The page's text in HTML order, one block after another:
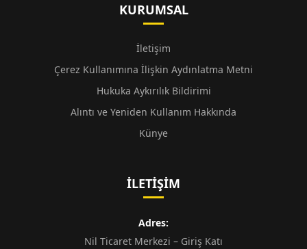
KURUMSAL
İletişim
Çerez Kullanımına İlişkin Aydınlatma Metni
Hukuka Aykırılık Bildirimi
Alıntı ve Yeniden Kullanım Hakkında
Künye
İLETIŞIM
Adres:
Nil Ticaret Merkezi – Giriş Katı